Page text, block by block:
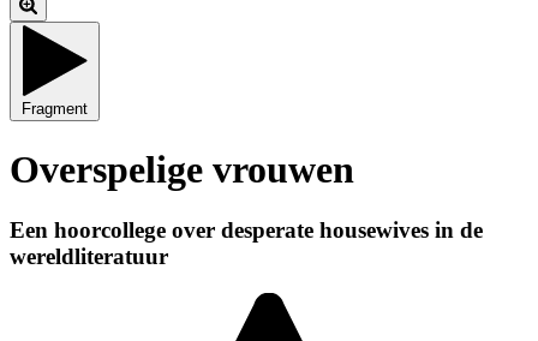
Fragment
Overspelige vrouwen
Een hoorcollege over desperate housewives in de
wereldliteratuur